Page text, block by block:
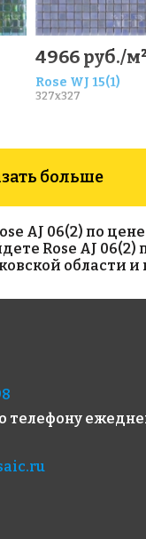
4966 руб./
Rose WJ 15(1)
327x327
больше
06(2) по цене
Rose AJ
области и
телефону